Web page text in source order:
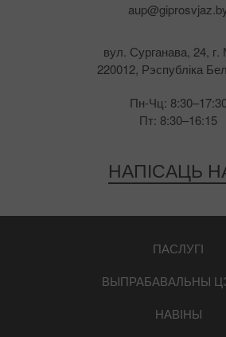
НАПІСАЦЬ
вул. Сурганава, 24, г.
220012, Рэспубліка
Пн-Чц:
Пт: 8:30–16:15
ПАСЛУГІ
ВЫПРАБАВАЛЬНЫ
НАВІНЫ